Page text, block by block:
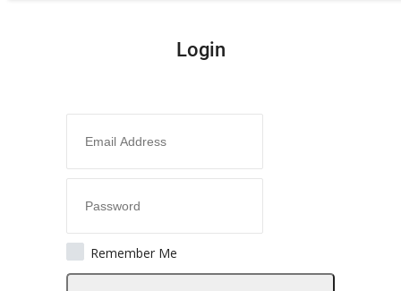
機械学習
ブロックチェーン
データセット
産業全般
Login
Remember Me